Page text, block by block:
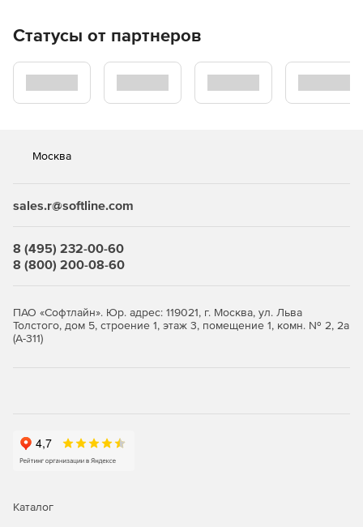
В комплект входит MAGIX Music Maker – можно
Стабилизация видео в одно касание.
решение для редактирования аудио.
Захват экрана с мониторов, веб-камер и
аудиоустройств.
Переход деформации потока.
придавать своим видео фантастический вид. Переход
Статусы от партнеров
Москва
sales.r@softline.com
8 (495) 232-00-60
8 (800) 200-08-60
ПАО «Софтлайн». Юр. адрес: 119021, г. Москва, ул. Льва
Толстого, дом 5, строение 1, этаж 3, помещение 1, комн. № 2, 2а
(А-311)
Каталог